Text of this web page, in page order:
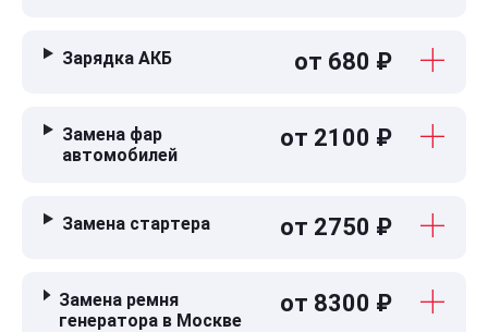
Зарядка АКБ от 680 ₽
Замена фар
автомобилей
от 2100 ₽
Замена стартера от 2750 ₽
Замена ремня
генератора в Москве
от 8300 ₽